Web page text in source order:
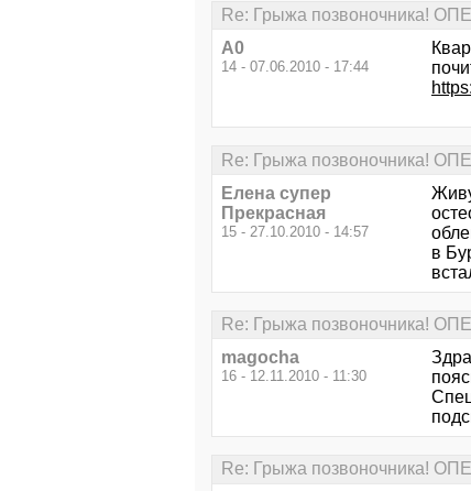
Re: Грыжа позвоночника!
А0
14 - 07.06.2010 - 17:44
Re: Грыжа позвоночника!
Елена супер
Прекрасная
15 - 27.10.2010 - 14:57
в
Re: Грыжа позвоночника!
magocha
16 - 12.11.2010 - 11:30
Re: Грыжа позвоночника!